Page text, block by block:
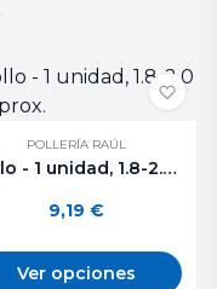
POLLERÍA RAÚL
Pollo - 1 unidad, 1.8-2.0 kg aprox.
9,19 €
Ver opciones